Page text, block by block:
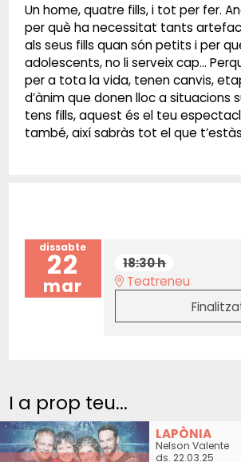
Un home, quatre fills, i tot per fer.
per què ha necessitat tants
als seus fills quan són petits i per
adolescents, no li serveix cap…
per a tota la vida, tenen canvis,
d’ànim que donen lloc a situacions
tens fills, aquest és el teu
també, així sabràs tot el que
dissabte
22
mar
18:30 h
Teatreneu
I a prop teu...
LAPÒNIA
Nelson Valente
ds. 22.03.25